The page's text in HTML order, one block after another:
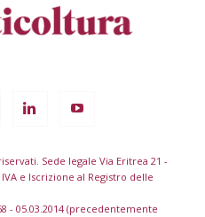
Sede legale Via Eritrea 21 -
e Iscrizione al Registro delle
- 05.03.2014 (precedentemente